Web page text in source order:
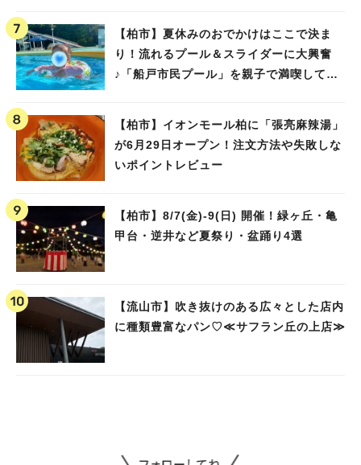
【柏市】夏休みのおでかけはここで決ま
り！流れるプール＆スライダーに大興奮
♪「船戸市民プール」を親子で満喫してき
【柏市】イオンモール柏に「張亮麻辣湯」
が6月29日オープン！注文方法や失敗しな
いポイントレビュー
【柏市】8/7(金)‐9(日) 開催！緑ヶ丘・亀
甲台・逆井など夏祭り・盆踊り4選
【流山市】吹き抜けのある広々とした店内
に種類豊富なパン♡≪サフラン丘の上店≫